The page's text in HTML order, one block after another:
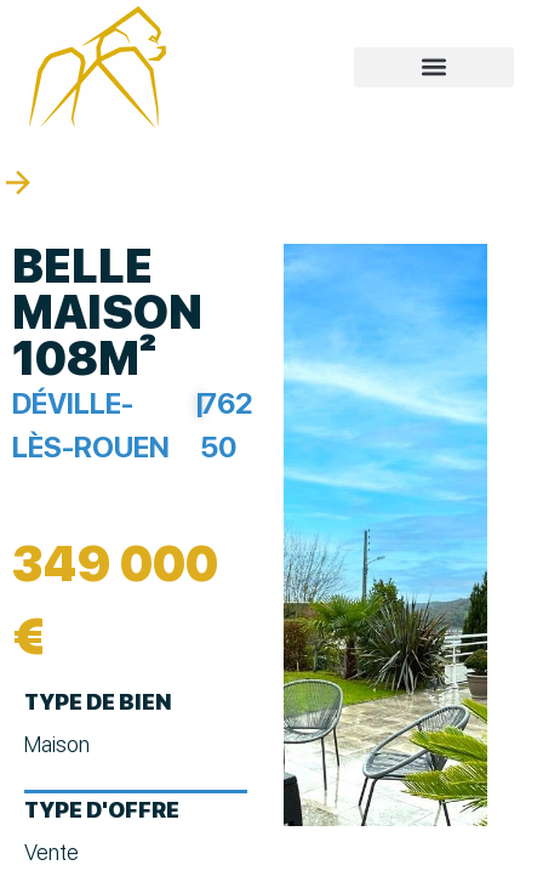
BELLE
MAISON
108M²
DÉVILLE-
LÈS-ROUEN
|762
50
349 000
€
TYPE DE BIEN
Maison
TYPE D'OFFRE
Vente